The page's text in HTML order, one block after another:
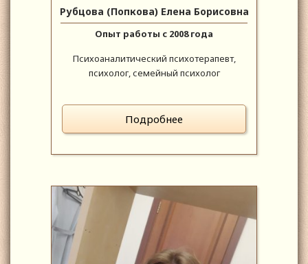
Рубцова (Попкова) Елена Борисовна
Опыт работы с 2008 года
Психоаналитический психотерапевт,
психолог, семейный психолог
Подробнее